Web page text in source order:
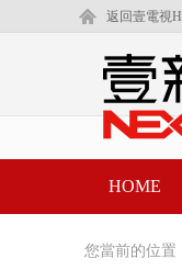
返回壹電視
HOME
您當前的位置